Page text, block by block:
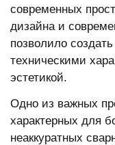
современных
дизайна и
позволило
техническими
эстетикой.
Одно из важных
характерных для
неаккуратных